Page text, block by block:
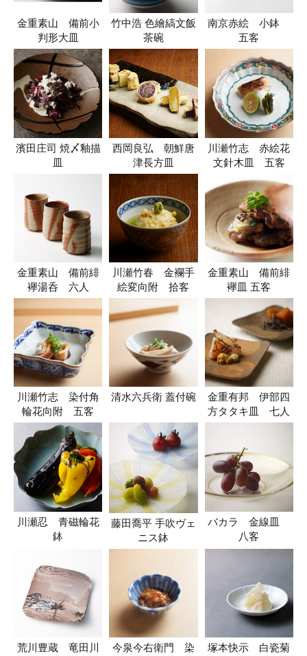
金重素山 備前小
判形大皿
竹中浩 色繪縞文飯
茶碗
南京赤絵 小鉢
五客
濱田庄司 焼〆釉描
皿
西岡良弘 朝鮮唐
津長方皿
川瀬竹志 赤絵花
文針木皿 五客
金重素山 備前緋
襷湯呑 六人
川瀬竹春 金襴手
絵変向附 拾客
金重素山 備前緋
襷皿 五客
川瀬竹志 染付角
輪花向附 五客
清水六兵衛 蓋付碗
金重有邦 伊部四
方タタキ皿 七人
川瀬忍 青磁輪花
鉢
藤田喬平 手吹ヴェ
ニス鉢
バカラ 金線皿
八客
荒川豊蔵 竜田川
今泉今右衛門 染
塚本快示 白瓷菊